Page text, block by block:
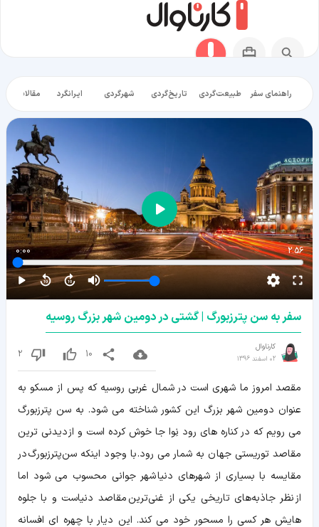
راهنمای سفر طبیعت‌گردی تاریخ‌گردی شهرگردی ایرانگرد مقالات
2:56
0:00
سفر به سن پترزبورگ | گشتی در دومین شهر بزرگ روسیه
کارناوال
02 اسفند 1396 10
2
مقصد امروز ما شهری است در شمال غربی روسیه که پس از مسکو به
عنوان دومین شهر بزرگ این کشور شناخته می شود. به سن پترزبورگ
می رویم که در کناره های رود نِوا جا خوش کرده است و از دیدنی ترین
مقاصد توریستی جهان به شمار می رود. با وجود اینکه سن‌پترزبورگ در
مقایسه با بسیاری از شهرهای دنیا شهر جوانی محسوب می شود اما
از نظر جاذبه‌های تاریخی یکی از غنی‌ترین مقاصد دنیاست و با جلوه
هایش هر کسی را مسحور خود می کند. این دیار با چهره ای افسانه